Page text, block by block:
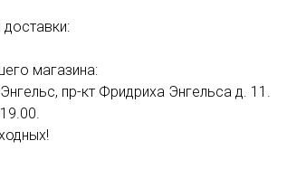
магазина:
пр-кт Фридриха Энгельса д. 11.